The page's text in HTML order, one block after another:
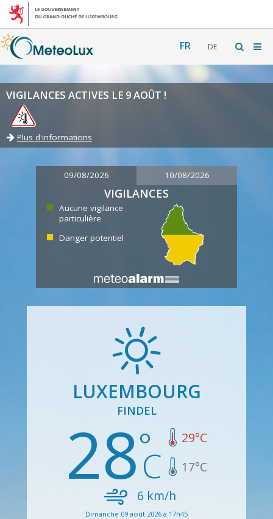
FR DE
VIGILANCES ACTIVES LE 9 AOÛT !
Plus d'informations
09/08/2026 10/08/2026
VIGILANCES
Aucune vigilance
particulière
Danger potentiel
LUXEMBOURG
FINDEL
28 29°C
17°C
6 km/h
Dimanche 09 août 2026 à 17h45